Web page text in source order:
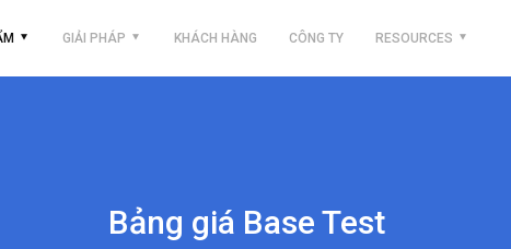
GIẢI PHÁP KHÁCH HÀNG CÔNG TY RESOURCES
Bảng giá Base Test